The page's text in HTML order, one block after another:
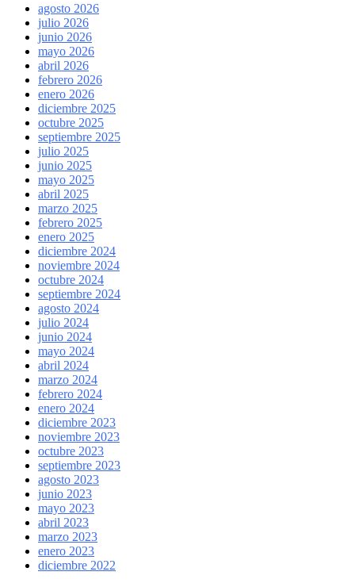
agosto 2026
julio 2026
junio 2026
mayo 2026
abril 2026
febrero 2026
enero 2026
diciembre 2025
octubre 2025
septiembre 2025
julio 2025
junio 2025
mayo 2025
abril 2025
marzo 2025
febrero 2025
enero 2025
diciembre 2024
noviembre 2024
octubre 2024
septiembre 2024
agosto 2024
julio 2024
junio 2024
mayo 2024
abril 2024
marzo 2024
febrero 2024
enero 2024
diciembre 2023
noviembre 2023
octubre 2023
septiembre 2023
agosto 2023
junio 2023
mayo 2023
abril 2023
marzo 2023
enero 2023
diciembre 2022